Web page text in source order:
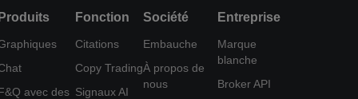
Produits
avec des
Fonction
Citations
Copy Trading
Signaux AI
Société
Embauche
À propos de
nous
Entreprise
Marque
blanche
Broker API